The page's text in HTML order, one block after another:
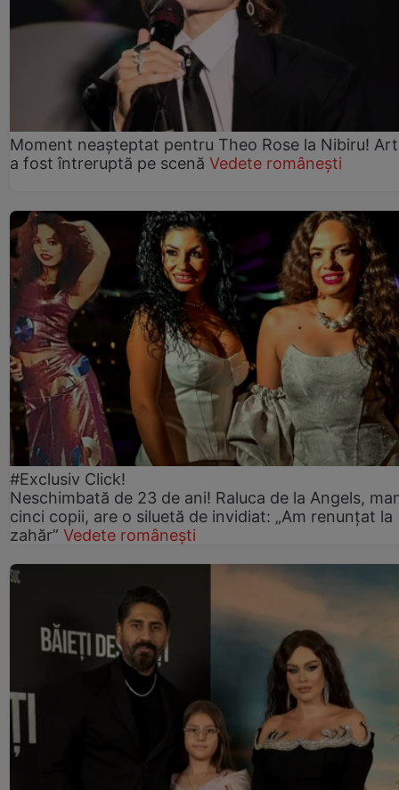
Moment neașteptat pentru Theo Rose la Nibiru!
a fost întreruptă pe scenă Vedete românești
#Exclusiv Click!
Neschimbată de 23 de ani! Raluca de la Angels,
cinci copii, are o siluetă de invidiat: „Am renunțat la
zahăr” Vedete românești